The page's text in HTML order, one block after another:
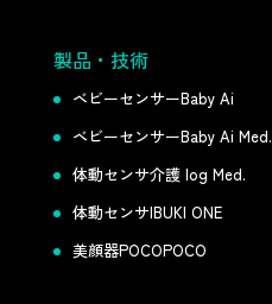
製品・技術
ベビーセンサーBaby Ai
ベビーセンサーBaby Ai Med.
体動センサ介護 log Med.
体動センサIBUKI ONE
美顔器POCOPOCO